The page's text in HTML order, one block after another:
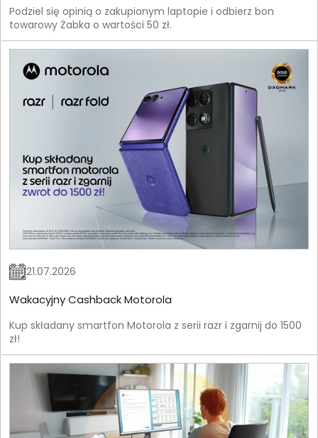
Podziel się opinią o zakupionym laptopie i odbierz bon
towarowy Żabka o wartości 50 zł.
21.07.2026
Wakacyjny Cashback Motorola
Kup składany smartfon Motorola z serii razr i zgarnij do 1500
zł!